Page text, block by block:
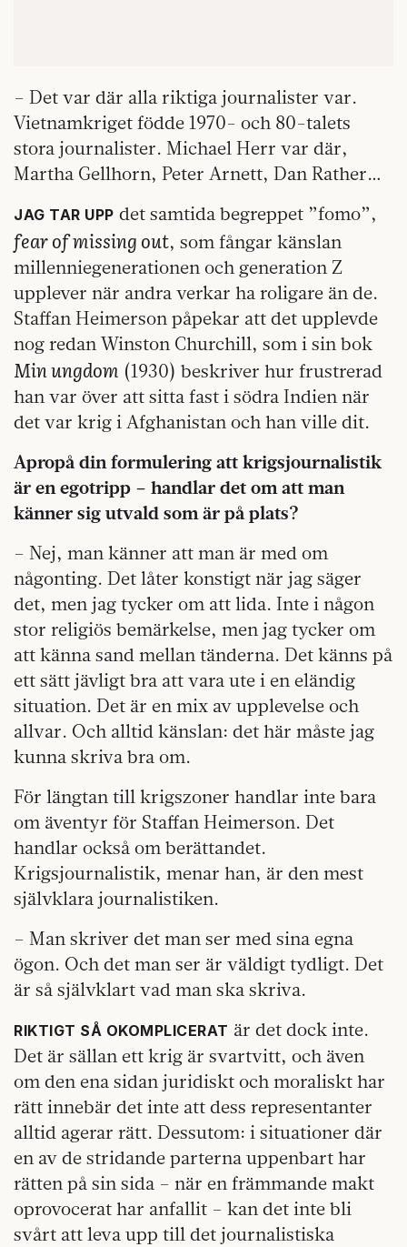
– Det var där alla riktiga journalister var.
Vietnamkriget födde 1970- och 80-talets
stora journalister. Michael Herr var där,
Martha Gellhorn, Peter Arnett, Dan Rather…
JAG TAR UPP det samtida begreppet ”fomo”,
fear of missing out, som fångar känslan
millenniegenerationen och generation Z
upplever när andra verkar ha roligare än de.
Staffan Heimerson påpekar att det upplevde
nog redan Winston Churchill, som i sin bok
Min ungdom (1930) beskriver hur frustrerad
han var över att sitta fast i södra Indien när
det var krig i Afghanistan och han ville dit.
Apropå din formulering att krigsjournalistik
är en egotripp – handlar det om att man
känner sig utvald som är på plats?
– Nej, man känner att man är med om
någonting. Det låter konstigt när jag säger
det, men jag tycker om att lida. Inte i någon
stor religiös bemärkelse, men jag tycker om
att känna sand mellan tänderna. Det känns på
ett sätt jävligt bra att vara ute i en eländig
situation. Det är en mix av upplevelse och
allvar. Och alltid känslan: det här måste jag
kunna skriva bra om.
För längtan till krigszoner handlar inte bara
om äventyr för Staffan Heimerson. Det
handlar också om berättandet.
Krigsjournalistik, menar han, är den mest
självklara journalistiken.
– Man skriver det man ser med sina egna
ögon. Och det man ser är väldigt tydligt. Det
är så självklart vad man ska skriva.
RIKTIGT SÅ OKOMPLICERAT är det dock inte.
Det är sällan ett krig är svartvitt, och även
om den ena sidan juridiskt och moraliskt har
rätt innebär det inte att dess representanter
alltid agerar rätt. Dessutom: i situationer där
en av de stridande parterna uppenbart har
rätten på sin sida – när en främmande makt
oprovocerat har anfallit – kan det inte bli
svårt att leva upp till det journalistiska